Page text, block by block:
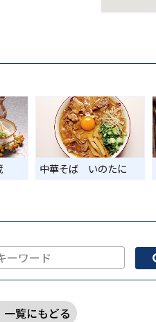
中華そば いのたに
一覧にもどる